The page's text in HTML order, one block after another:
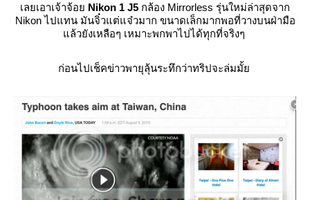
เลยเอาเจ้าจ้อ Nikon 1 J5 กล้อง Mirrorless รุ่นใหม่ล่าสุดจาก
Nikon ไปแทน มันจิ๋วแต่แจ๋วมาก ขนาดเล็กมากพอที่วางบนฝ่ามือ
ล้วยังเหลือๆ เหมาะพกพาไปได้ทุกที่จริงๆ
ก่อนไปเช็คข่าวพายุลุ้นระทึกว่าทริปจะล่มมั้